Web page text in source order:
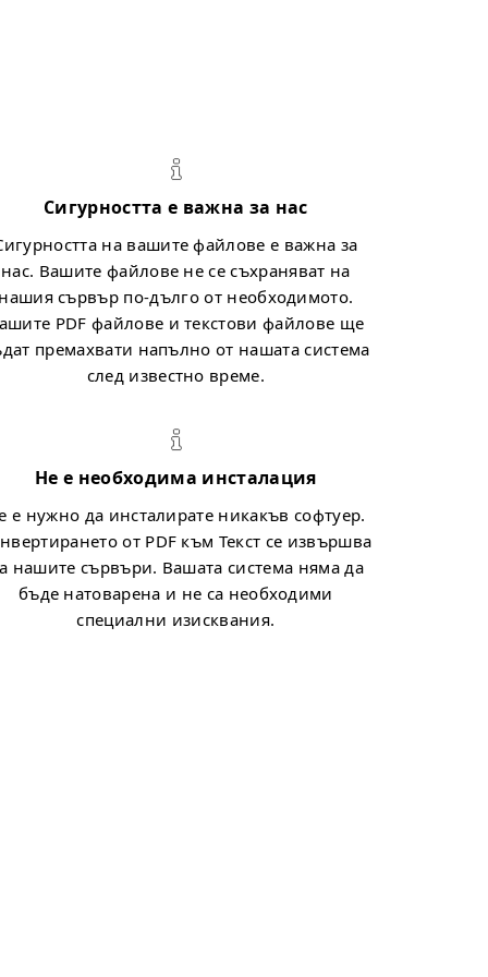
Сигурността е важна за нас
на вашите файлове е важна за
нас. Вашите файлове не се съхраняват на
сървър по-дълго от необходимото.
PDF файлове и текстови файлове ще
премахвати напълно от нашата система
след известно време.
Не е необходима инсталация
е нужно да инсталирате никакъв софтуер.
от PDF към Текст се извършва
нашите сървъри. Вашата система няма да
бъде натоварена и не са необходими
специални изисквания.